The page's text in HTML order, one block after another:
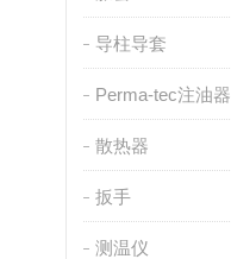
导柱导套
Perma-tec注油器
散热器
扳手
测温仪